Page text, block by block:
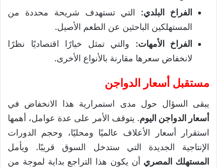
الفراخ البلدي: التي تستهدف شريحة محددة من
المستهلكين الباحثين عن الطعم الأصيل.
الفراخ الأمهات: والتي تمثل خيارًا اقتصاديًا نظرًا
لانخفاض سعرها مقارنة بالأنواع الأخرى.
مستقبل أسعار الدواجن
يبقى السؤال حول مدى استمرارية هذا الانخفاض في
أسعار الدواجن اليوم. يتوقف الأمر على عدة عوامل، أهمها
استقرار أسعار الأعلاف عالميًا ومحليًا، وحجم الدورات
الإنتاجية الجديدة التي ستدخل السوق قريبًا. ويأمل
المستهلك المصري أن يكون هذا التراجع بداية لموجة من